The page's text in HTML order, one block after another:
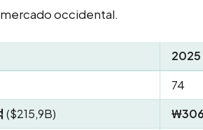
occidental.
2025
74
($215,9B)